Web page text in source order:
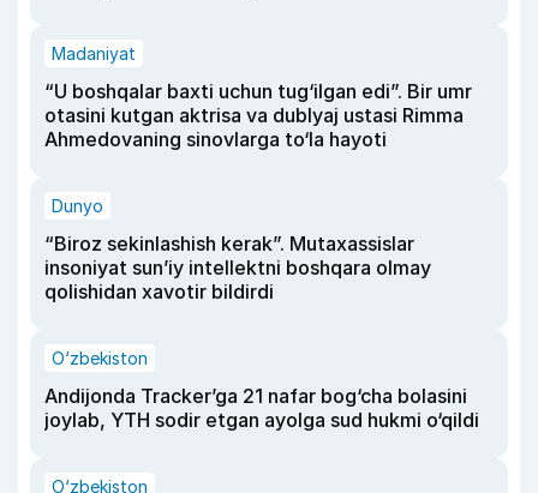
Madaniyat
“U boshqalar baxti uchun tug‘ilgan edi”. Bir umr
otasini kutgan aktrisa va dublyaj ustasi Rimma
Ahmedovaning sinovlarga to‘la hayoti
Dunyo
“Biroz sekinlashish kerak”. Mutaxassislar
insoniyat sun’iy intellektni boshqara olmay
qolishidan xavotir bildirdi
O‘zbekiston
Andijonda Tracker’ga 21 nafar bog‘cha bolasini
joylab, YTH sodir etgan ayolga sud hukmi o‘qildi
O‘zbekiston